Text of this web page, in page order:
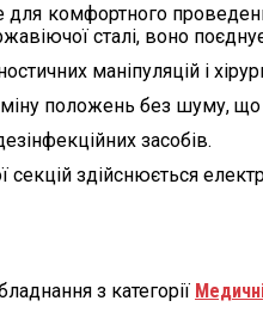
комфортного
сталі, воно
маніпуляцій і
положень без шуму, що
засобів.
здійснюється
з категорії